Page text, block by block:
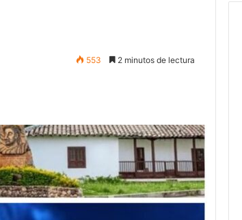
553 2 minutos de lectura